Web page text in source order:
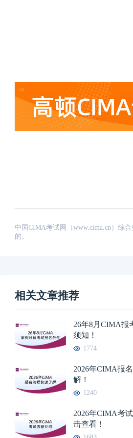
中国CIMA考试网（www.cima.cn）综
的。
相关文章推荐
26年8月CIMA报
须知！
1774
2026年CIMA报
解！
1240
2026年CIMA考
击查看！